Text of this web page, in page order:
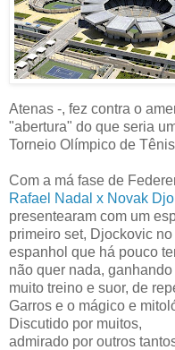
Atenas -, fez contra o
"abertura" do que seria
Torneio Olímpico de
Com a má fase de
Rafael Nadal x Novak
presentearam com um
primeiro set, Djockovic
espanhol que há pouco
não quer nada,
muito treino e suor, de
Garros e o mágico e
Discutido por muitos,
admirado por outros